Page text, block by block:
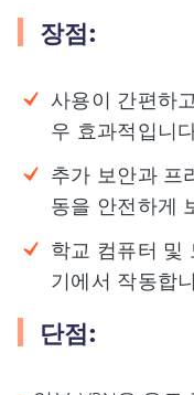
장점:
사용이 간편하
우 효과적입니
추가 보안과 프
동을 안전하게
학교 컴퓨터 및
기에서 작동합
단점: